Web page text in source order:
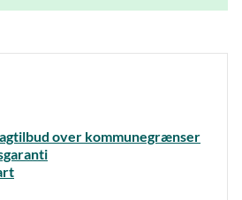
over kommunegrænser